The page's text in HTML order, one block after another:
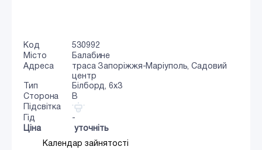
Код
530992
Місто
Балабине
Адреса
траса Запоріжжя-Маріуполь, Садовий
центр
Тип
Білборд, 6x3
Сторона
B
Підсвітка
Гід
-
Ціна
уточніть
Календар зайнятості